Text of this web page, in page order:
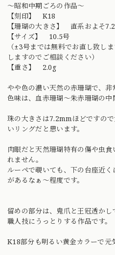
〜昭和中期ごろの作品〜
【刻印】 K18
【珊瑚の大きさ】 直系およそ
【サイズ】 10.5号
（±3号までは無料でお直し致し
しますのでご相談ください）
【重さ】 2.0g
やや色の濃い天然の赤珊瑚で、非
色味は、血赤珊瑚〜朱赤珊瑚の中
珠の大きさは7.2mmほどですの
いリングだと思います。
肉眼だと天然珊瑚特有の傷や虫
れません。
ルーペで覗いても、下の台座近
があるなぁ〜程度です。
留めの部分は、鬼爪と王冠透か
職人技にうっとりする作品です。
K18部分も明るい黄金カラーで元